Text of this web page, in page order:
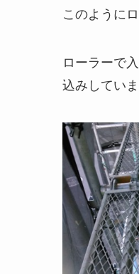
このように
ローラーで
込みしてい